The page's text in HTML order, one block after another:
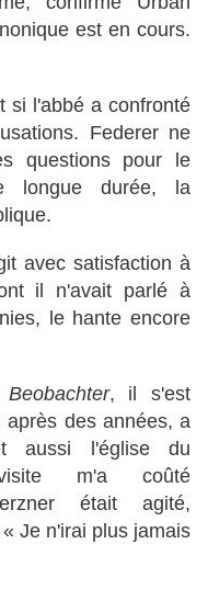
est en cours.
si l'abbé a confronté
Federer ne
questions pour le
longue durée, la
avec satisfaction à
il n'avait parlé à
le hante encore
Beobachter, il s'est
après des années, a
aussi l'église du
m'a coûté
était agité,
Je n'irai plus jamais